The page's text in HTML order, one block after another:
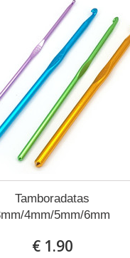
Tamboradatas
4mm/5mm/6mm
€ 1.90